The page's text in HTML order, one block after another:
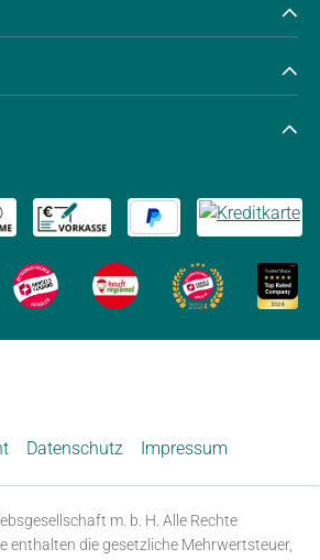
Datenschutz Impressum
m. b. H. Alle Rechte
enthalten die gesetzliche Mehrwertsteuer,